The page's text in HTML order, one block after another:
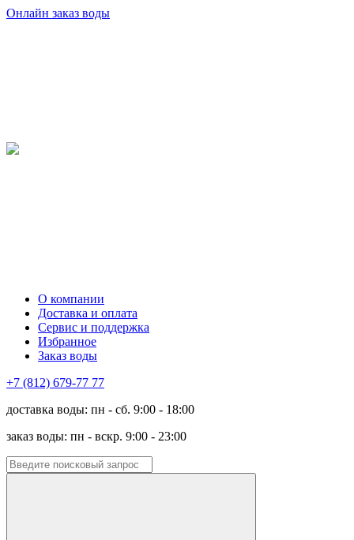
Онлайн заказ воды
О компании
Доставка и оплата
Сервис и поддержка
Избранное
Заказ воды
+7 (812) 679-77 77
доставка воды: пн - сб. 9:00 - 18:00
заказ воды: пн - вскр. 9:00 - 23:00